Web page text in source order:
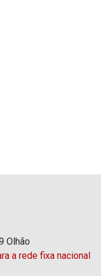
Olhão
a rede fixa nacional